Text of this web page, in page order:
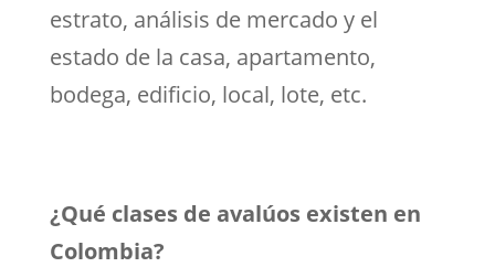
estrato, análisis de mercado y el
estado de la casa, apartamento,
bodega, edificio, local, lote, etc.
¿Qué clases de avalúos existen en
Colombia?